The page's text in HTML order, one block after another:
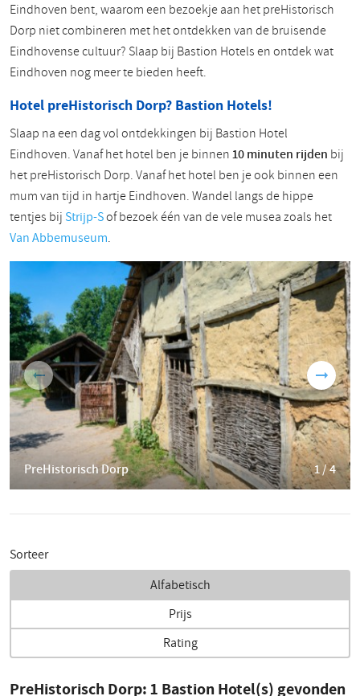
Eindhoven bent, waarom een bezoekje aan het preHistorisch
Dorp niet combineren met het ontdekken van de bruisende
Eindhovense cultuur? Slaap bij Bastion Hotels en ontdek wat
Eindhoven nog meer te bieden heeft.
Hotel preHistorisch Dorp? Bastion Hotels!
Slaap na een dag vol ontdekkingen bij Bastion Hotel
Eindhoven. Vanaf het hotel ben je binnen10 minuten rijden bij
het preHistorisch Dorp. Vanaf het hotel ben je ook binnen een
mum van tijd in hartje Eindhoven. Wandel langs de hippe
tentjes bij Strijp-Sof bezoek één van de vele musea zoals het
Van Abbemuseum.
PreHistorisch Dorp 1 / 4
Sorteer
Alfabetisch
Prijs
Rating
PreHistorisch Dorp:1 Bastion Hotel(s) gevonden